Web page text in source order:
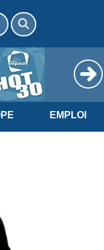
EMPLOI